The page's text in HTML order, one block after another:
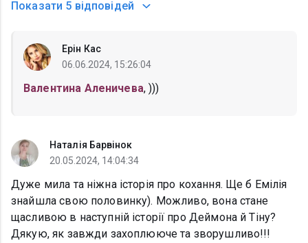
Показати 5 відповідей
Ерін Кас
06.06.2024, 15:26:04
Валентина Аленичева, )))
Наталія Барвінок
20.05.2024, 14:04:34
Дуже мила та ніжна історія про кохання. Ще б Емілія
знайшла свою половинку). Можливо, вона стане
щасливою в наступній історії про Деймона й Тіну?
Дякую, як завжди захоплююче та зворушливо!!!